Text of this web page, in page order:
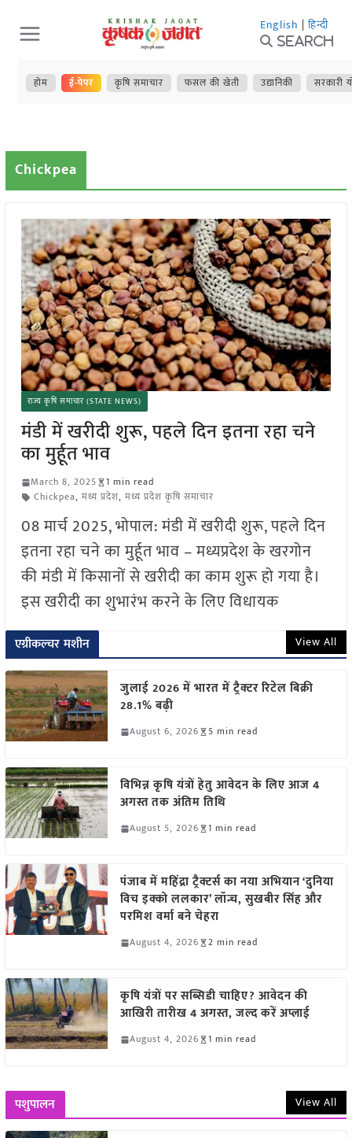
Skip
to
content
English | हिन्दी
Search
होम ई-पेपर कृषि समाचार फसल की खेती उद्यानिकी सरकारी
Chickpea
राज्य कृषि समाचार (STATE NEWS)
मंडी में खरीदी शुरू, पहले दिन इतना रहा चने
का मुर्हूत भाव
March 8, 2025
1 min read
Chickpea, मध्य प्रदेश, मध्य प्रदेश कृषि समाचार
08 मार्च 2025, भोपाल: मंडी में खरीदी शुरू, पहले दिन
इतना रहा चने का मुर्हूत भाव – मध्यप्रदेश के खरगोन
की मंडी में किसानों से खरीदी का काम शुरू हो गया है।
इस खरीदी का शुभारंभ करने के लिए विधायक
एग्रीकल्चर मशीन View All
जुलाई 2026 में भारत में ट्रैक्टर रिटेल बिक्री
28.1% बढ़ी
August 6, 2026 5 min read
विभिन्न कृषि यंत्रों हेतु आवेदन के लिए आज 4
अगस्त तक अंतिम तिथि
August 5, 2026 1 min read
पंजाब में महिंद्रा ट्रैक्टर्स का नया अभियान ‘दुनिया
विच इक्को ललकार’ लॉन्च, सुखबीर सिंह और
परमिश वर्मा बने चेहरा
August 4, 2026 2 min read
कृषि यंत्रों पर सब्सिडी चाहिए? आवेदन की
आखिरी तारीख 4 अगस्त, जल्द करें अप्लाई
August 4, 2026 1 min read
पशुपालन View All